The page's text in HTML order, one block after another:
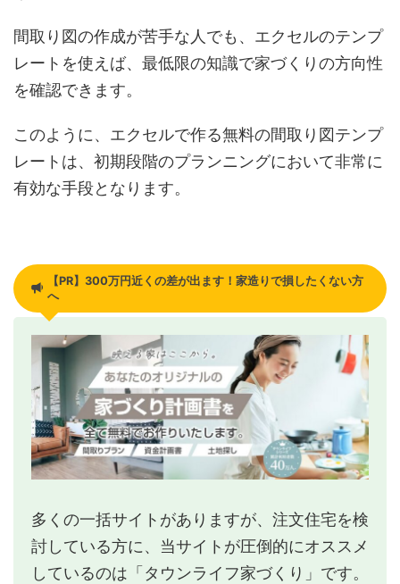
間取り図の作成が苦手な人でも、エクセルのテンプ
レートを使えば、最低限の知識で家づくりの方向性
を確認できます。
このように、エクセルで作る無料の間取り図テンプ
レートは、初期段階のプランニングにおいて非常に
有効な手段となります。
【PR】300万円近くの差が出ます！家造りで損したくない方
へ
多くの一括サイトがありますが、注文住宅を検
討している方に、当サイトが圧倒的にオススメ
しているのは「タウンライフ家づくり」です。